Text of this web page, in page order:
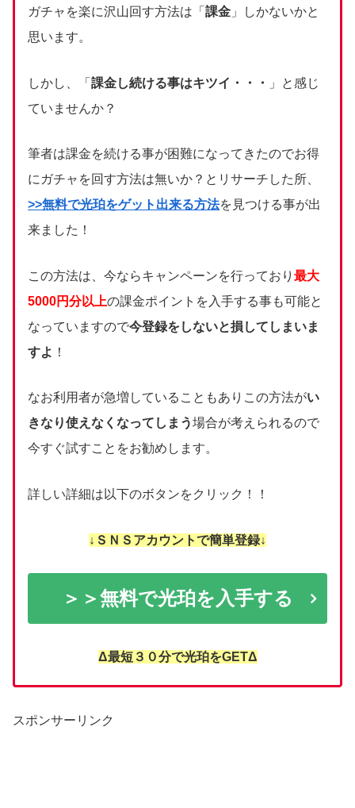
ガチャを楽に沢山回す方法は「 課金 」しかないかと
思います。
しかし、「 課金し続ける事はキツイ・・・
」と感じ
ていませんか？
筆者は課金を続ける事が困難になってきたのでお得
にガチャを回す方法は無いか？とリサーチした所、
>>無料で光珀をゲット出来る方法を見つける事が出
来ました！
この方法は、今ならキャンペーンを行っており 最大
5000円分以上の課金ポイントを入手する事も可能と
なっていますので今登録をしないと損してしまいま
すよ ！
なお利用者が急増していることもありこの方法がい
きなり使えなくなってしまう場合が考えられるので
今すぐ試すことをお勧めします。
詳しい詳細は以下のボタンをクリック！！
↓ＳＮＳアカウントで簡単登録↓
＞＞無料で光珀を入手する
Δ最短３０分で光珀をGETΔ
スポンサーリンク